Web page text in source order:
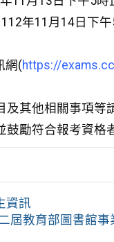
年11月14日下
網(https://
其他相關事項等
勵符合報考資格
資訊
屆教育部圖書館事